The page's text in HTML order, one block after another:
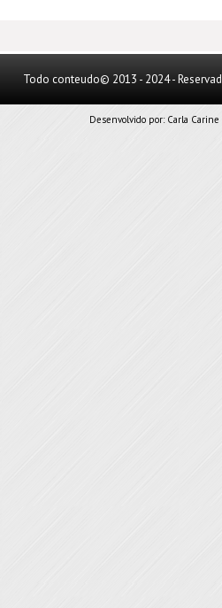
Todo conteudo© 2013 - 2024 -
Desenvolvido por: Carla Carine